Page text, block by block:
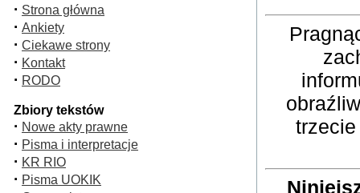
· Strona główna
· Ankiety
· Ciekawe strony
· Kontakt
· RODO
Zbiory tekstów
· Nowe akty prawne
· Pisma i interpretacje
· KR RIO
· Pisma UOKIK